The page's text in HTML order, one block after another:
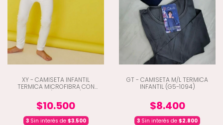
XY - CAMISETA INFANTIL
TERMICA MICROFIBRA CON
$10.500
3Sin interés de $3.500
GT - CAMISETA M/L TERMICA
INFANTIL (G5-1094)
$8.400
3 Sin interés de $2.800